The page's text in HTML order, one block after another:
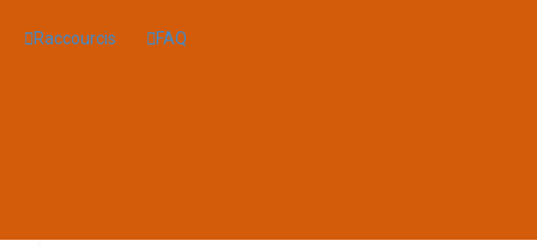
Raccourcis FAQ